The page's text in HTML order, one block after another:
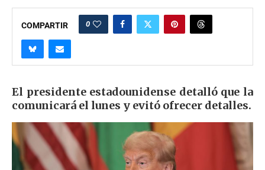
COMPARTIR 0
El presidente estadounidense detalló que la
comunicará el lunes y evitó ofrecer detalles.